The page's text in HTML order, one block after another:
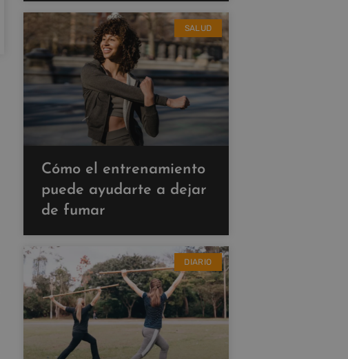
SALUD
Cómo el entrenamiento
puede ayudarte a dejar
de fumar
DIARIO